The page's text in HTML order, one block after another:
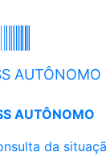
AUTÔNOMO
AUTÔNOMO
da